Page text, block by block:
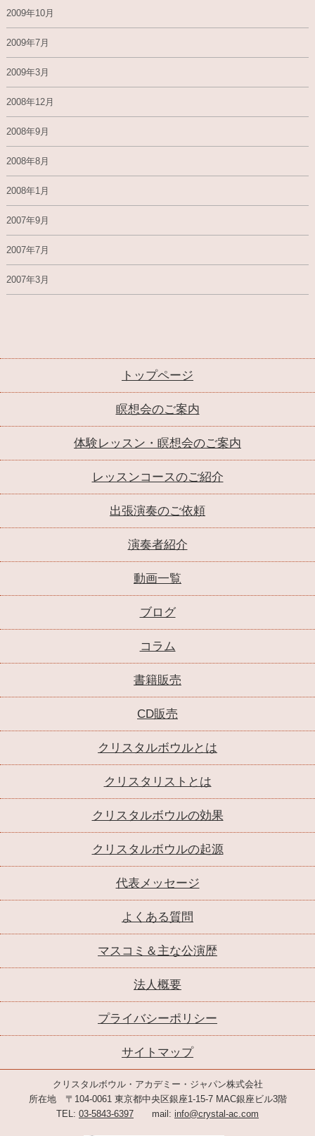
2009年10月
2009年7月
2009年3月
2008年12月
2008年9月
2008年8月
2008年1月
2007年9月
2007年7月
2007年3月
トップページ
瞑想会のご案内
体験レッスン・瞑想会のご案内
レッスンコースのご紹介
出張演奏のご依頼
演奏者紹介
動画一覧
ブログ
コラム
書籍販売
CD販売
クリスタルボウルとは
クリスタリストとは
クリスタルボウルの効果
クリスタルボウルの起源
代表メッセージ
よくある質問
マスコミ＆主な公演歴
法人概要
プライバシーポリシー
サイトマップ
クリスタルボウル・アカデミー・ジャパン株式会社
所在地 〒104-0061 東京都中央区銀座1-15-7 MAC銀座ビル3階
TEL: 03-5843-6397 mail: info@crystal-ac.com